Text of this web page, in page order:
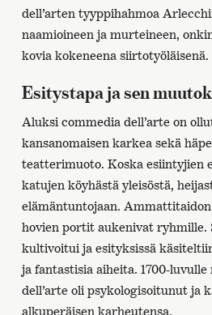
dell’arten tyyppihahmoa
naamioineen ja murteineen,
kovia kokeneena siirtotyöläisenä.
Esitystapa ja sen
Aluksi commedia dell’arte on
kansanomaisen karkea sekä
teatterimuoto. Koska esiintyjien
katujen köyhästä yleisöstä,
elämäntuntojaan.
hovien portit aukenivat ryhmille.
kultivoitui ja esityksissä
ja fantastisia aiheita. 1700-
dell’arte oli psykologisoitunut ja
alkuperäisen karheutensa.